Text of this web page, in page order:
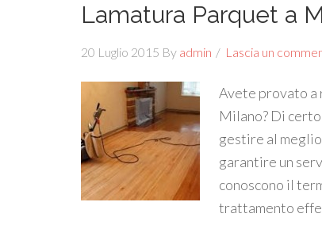
Lamatura Parquet a
20 Luglio 2015 By admin Lascia un
Avete provato a
Milano? Di certo
gestire al
garantire un
conoscono il
trattamento